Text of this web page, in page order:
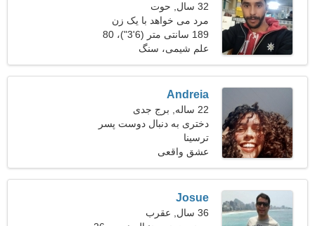
32 سال, حوت
مرد می خواهد با یک زن
ملاقات کند 22-29
189 سانتی متر (6'3")، 80
کیلوگرم (176 پوند)
علم شیمی، سنگ
Andreia
22 ساله, برج جدی
دختری به دنبال دوست پسر
25-33
ترسینا
عشق واقعی
Josue
36 سال, عقرب